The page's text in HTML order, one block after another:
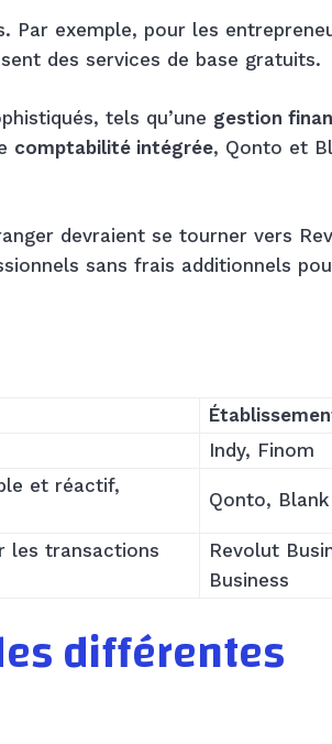
Par exemple, pour les
des services de base gratuits.
tels qu’une gestion
comptabilité intégrée, Qonto et
devraient se tourner vers
sans frais additionnels
Indy, Finom
et réactif,
Qonto, Blank
les transactions
Revolut
Business
différentes